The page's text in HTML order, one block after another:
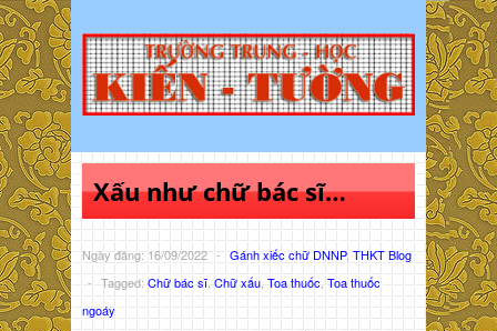
Xấu như chữ bác sĩ…
Ngày đăng: 16/09/2022 - Gánh xiếc chữ DNNP, THKT Blog
- Tagged: Chữ bác sĩ Chữ xấu Toa thuốc Toa thuốc
ngoáy